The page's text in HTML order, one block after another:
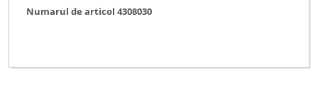
Numarul de articol 4308030